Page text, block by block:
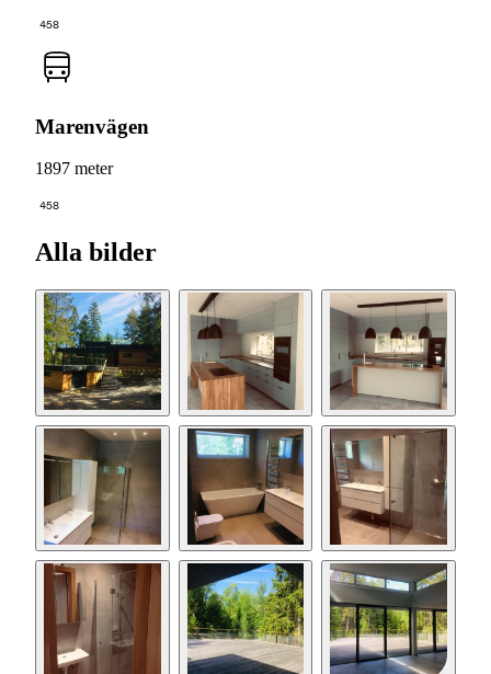
458
Marenvägen
1897 meter
458
Alla bilder